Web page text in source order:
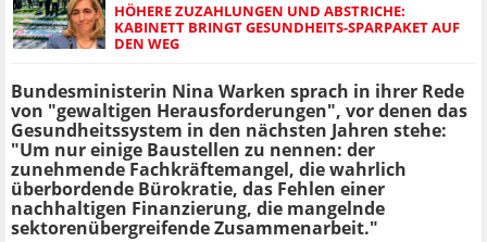
HÖHERE ZUZAHLUNGEN UND ABSTRICHE:
KABINETT BRINGT GESUNDHEITS-SPARPAKET AUF
DEN WEG
Bundesministerin Nina Warken sprach in ihrer Rede
von "gewaltigen Herausforderungen", vor denen das
Gesundheitssystem in den nächsten Jahren stehe:
"Um nur einige Baustellen zu nennen: der
zunehmende Fachkräftemangel, die wahrlich
überbordende Bürokratie, das Fehlen einer
nachhaltigen Finanzierung, die mangelnde
sektorenübergreifende Zusammenarbeit."